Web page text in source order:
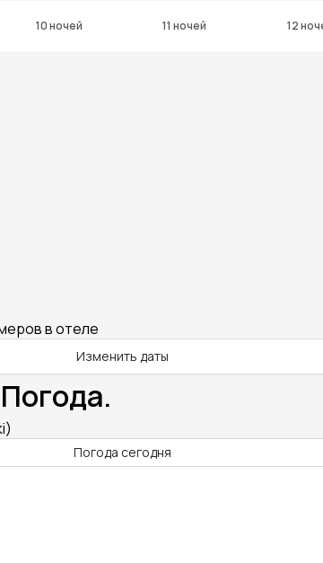
10 ночей 11 ночей 12
в отеле
Изменить даты
Погода сегодня